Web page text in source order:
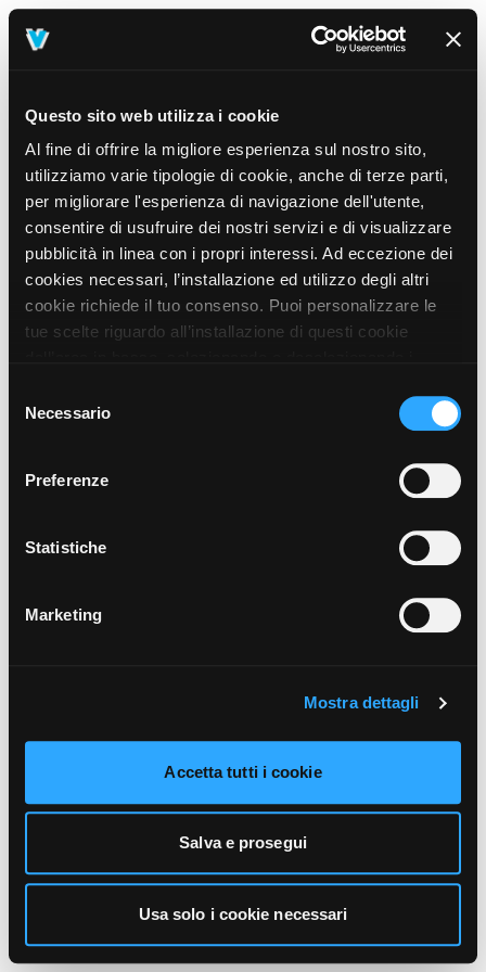
Questo sito web utilizza i cookie
Al fine di offrire la migliore esperienza sul nostro sito,
utilizziamo varie tipologie di cookie, anche di terze parti,
per migliorare l'esperienza di navigazione dell'utente,
consentire di usufruire dei nostri servizi e di visualizzare
pubblicità in linea con i propri interessi. Ad eccezione dei
cookies necessari, l’installazione ed utilizzo degli altri
cookie richiede il tuo consenso. Puoi personalizzare le
tue scelte riguardo all’installazione di questi cookie
prosegui” o decidere di accettare tutti i cookie, cliccando
sul pulsante “Accetta tutti i cookie”. Cliccando sul tasto
unicamente i cookie necessari alla navigazione. Per
funzionamento, puoi prendere visione dell’informativa
cliccando qui.
delNecessario
Preferenze
Statistiche
Marketing
Mostra dettagli
Accetta tutti i cookie
Salva e prosegui
Usa solo i cookie necessari
404